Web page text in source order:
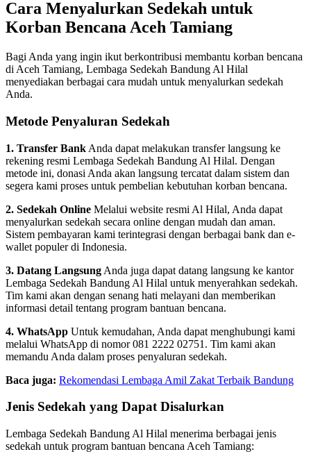
Cara Menyalurkan Sedekah untuk
Korban Bencana Aceh Tamiang
Bagi Anda yang ingin ikut berkontribusi membantu korban bencana
di Aceh Tamiang, Lembaga Sedekah Bandung Al Hilal
menyediakan berbagai cara mudah untuk menyalurkan sedekah
Anda.
Metode Penyaluran Sedekah
1. Transfer Bank Anda dapat melakukan transfer langsung ke
rekening resmi Lembaga Sedekah Bandung Al Hilal. Dengan
metode ini, donasi Anda akan langsung tercatat dalam sistem dan
segera kami proses untuk pembelian kebutuhan korban bencana.
2. Sedekah Online Melalui website resmi Al Hilal, Anda dapat
menyalurkan sedekah secara online dengan mudah dan aman.
Sistem pembayaran kami terintegrasi dengan berbagai bank dan e-
wallet populer di Indonesia.
3. Datang Langsung Anda juga dapat datang langsung ke kantor
Lembaga Sedekah Bandung Al Hilal untuk menyerahkan sedekah.
Tim kami akan dengan senang hati melayani dan memberikan
informasi detail tentang program bantuan bencana.
4. WhatsApp Untuk kemudahan, Anda dapat menghubungi kami
melalui WhatsApp di nomor 081 2222 02751. Tim kami akan
memandu Anda dalam proses penyaluran sedekah.
Baca juga: Rekomendasi Lembaga Amil Zakat Terbaik Bandung
Jenis Sedekah yang Dapat Disalurkan
Lembaga Sedekah Bandung Al Hilal menerima berbagai jenis
sedekah untuk program bantuan bencana Aceh Tamiang: